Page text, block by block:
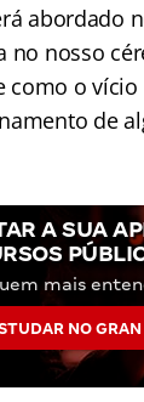
abordado
no nosso
como o
de
A SUA
mais
NO GRAN